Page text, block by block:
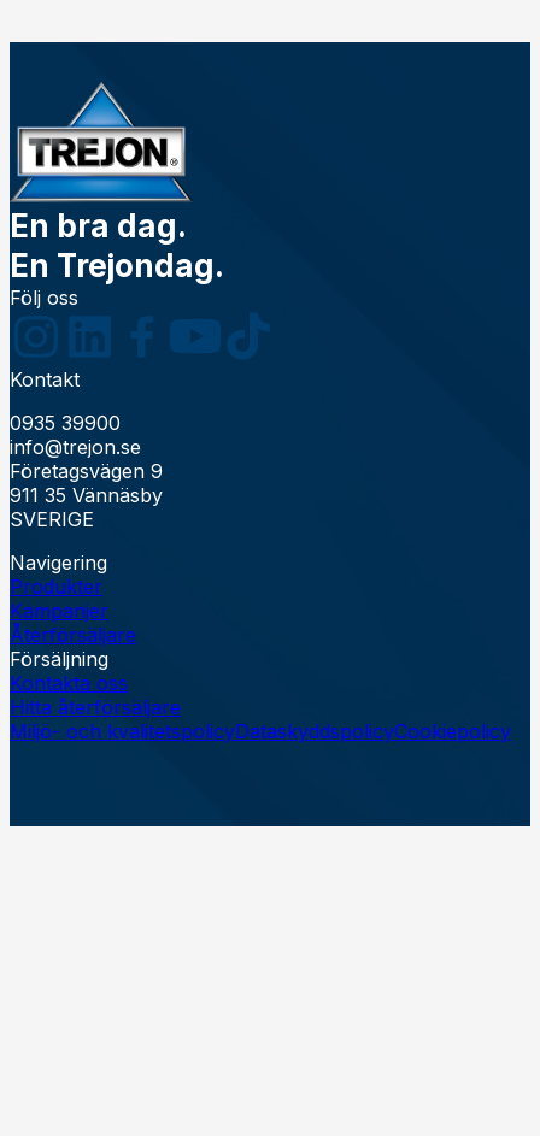
En bra dag.
En Trejondag.
Följ oss
Kontakt
0935 39900
info@trejon.se
Företagsvägen 9
911 35 Vännäsby
SVERIGE
Navigering
Produkter
Kampanjer
Återförsäljare
Försäljning
Kontakta oss
Hitta återförsäljare
Miljö- och kvalitetspolicyDataskyddspolicyCookiepolicy